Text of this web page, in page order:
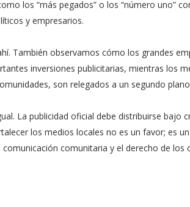
los “más pegados” o los “número uno”
y empresarios.
También observamos cómo los grandes
inversiones publicitarias, mientras los
son relegados a un segundo
La publicidad oficial debe distribuirse bajo
los medios locales no es un favor; es
comunitaria y el derecho de los